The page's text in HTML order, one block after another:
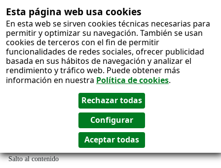
Esta página web usa cookies
En esta web se sirven cookies técnicas necesarias para
permitir y optimizar su navegación. También se usan
cookies de terceros con el fin de permitir
funcionalidades de redes sociales, ofrecer publicidad
basada en sus hábitos de navegación y analizar el
rendimiento y tráfico web. Puede obtener más
información en nuestra Política de cookies.
Salto al contenido